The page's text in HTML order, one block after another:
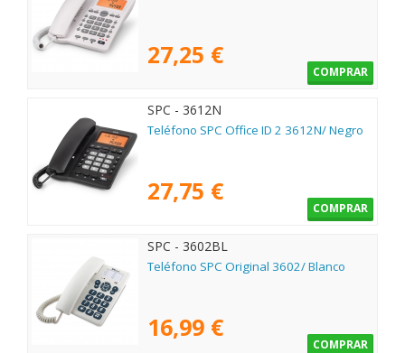
27,25 €
COMPRAR
SPC - 3612N
Teléfono SPC Office ID 2 3612N/ Negro
27,75 €
COMPRAR
SPC - 3602BL
Teléfono SPC Original 3602/ Blanco
16,99 €
COMPRAR